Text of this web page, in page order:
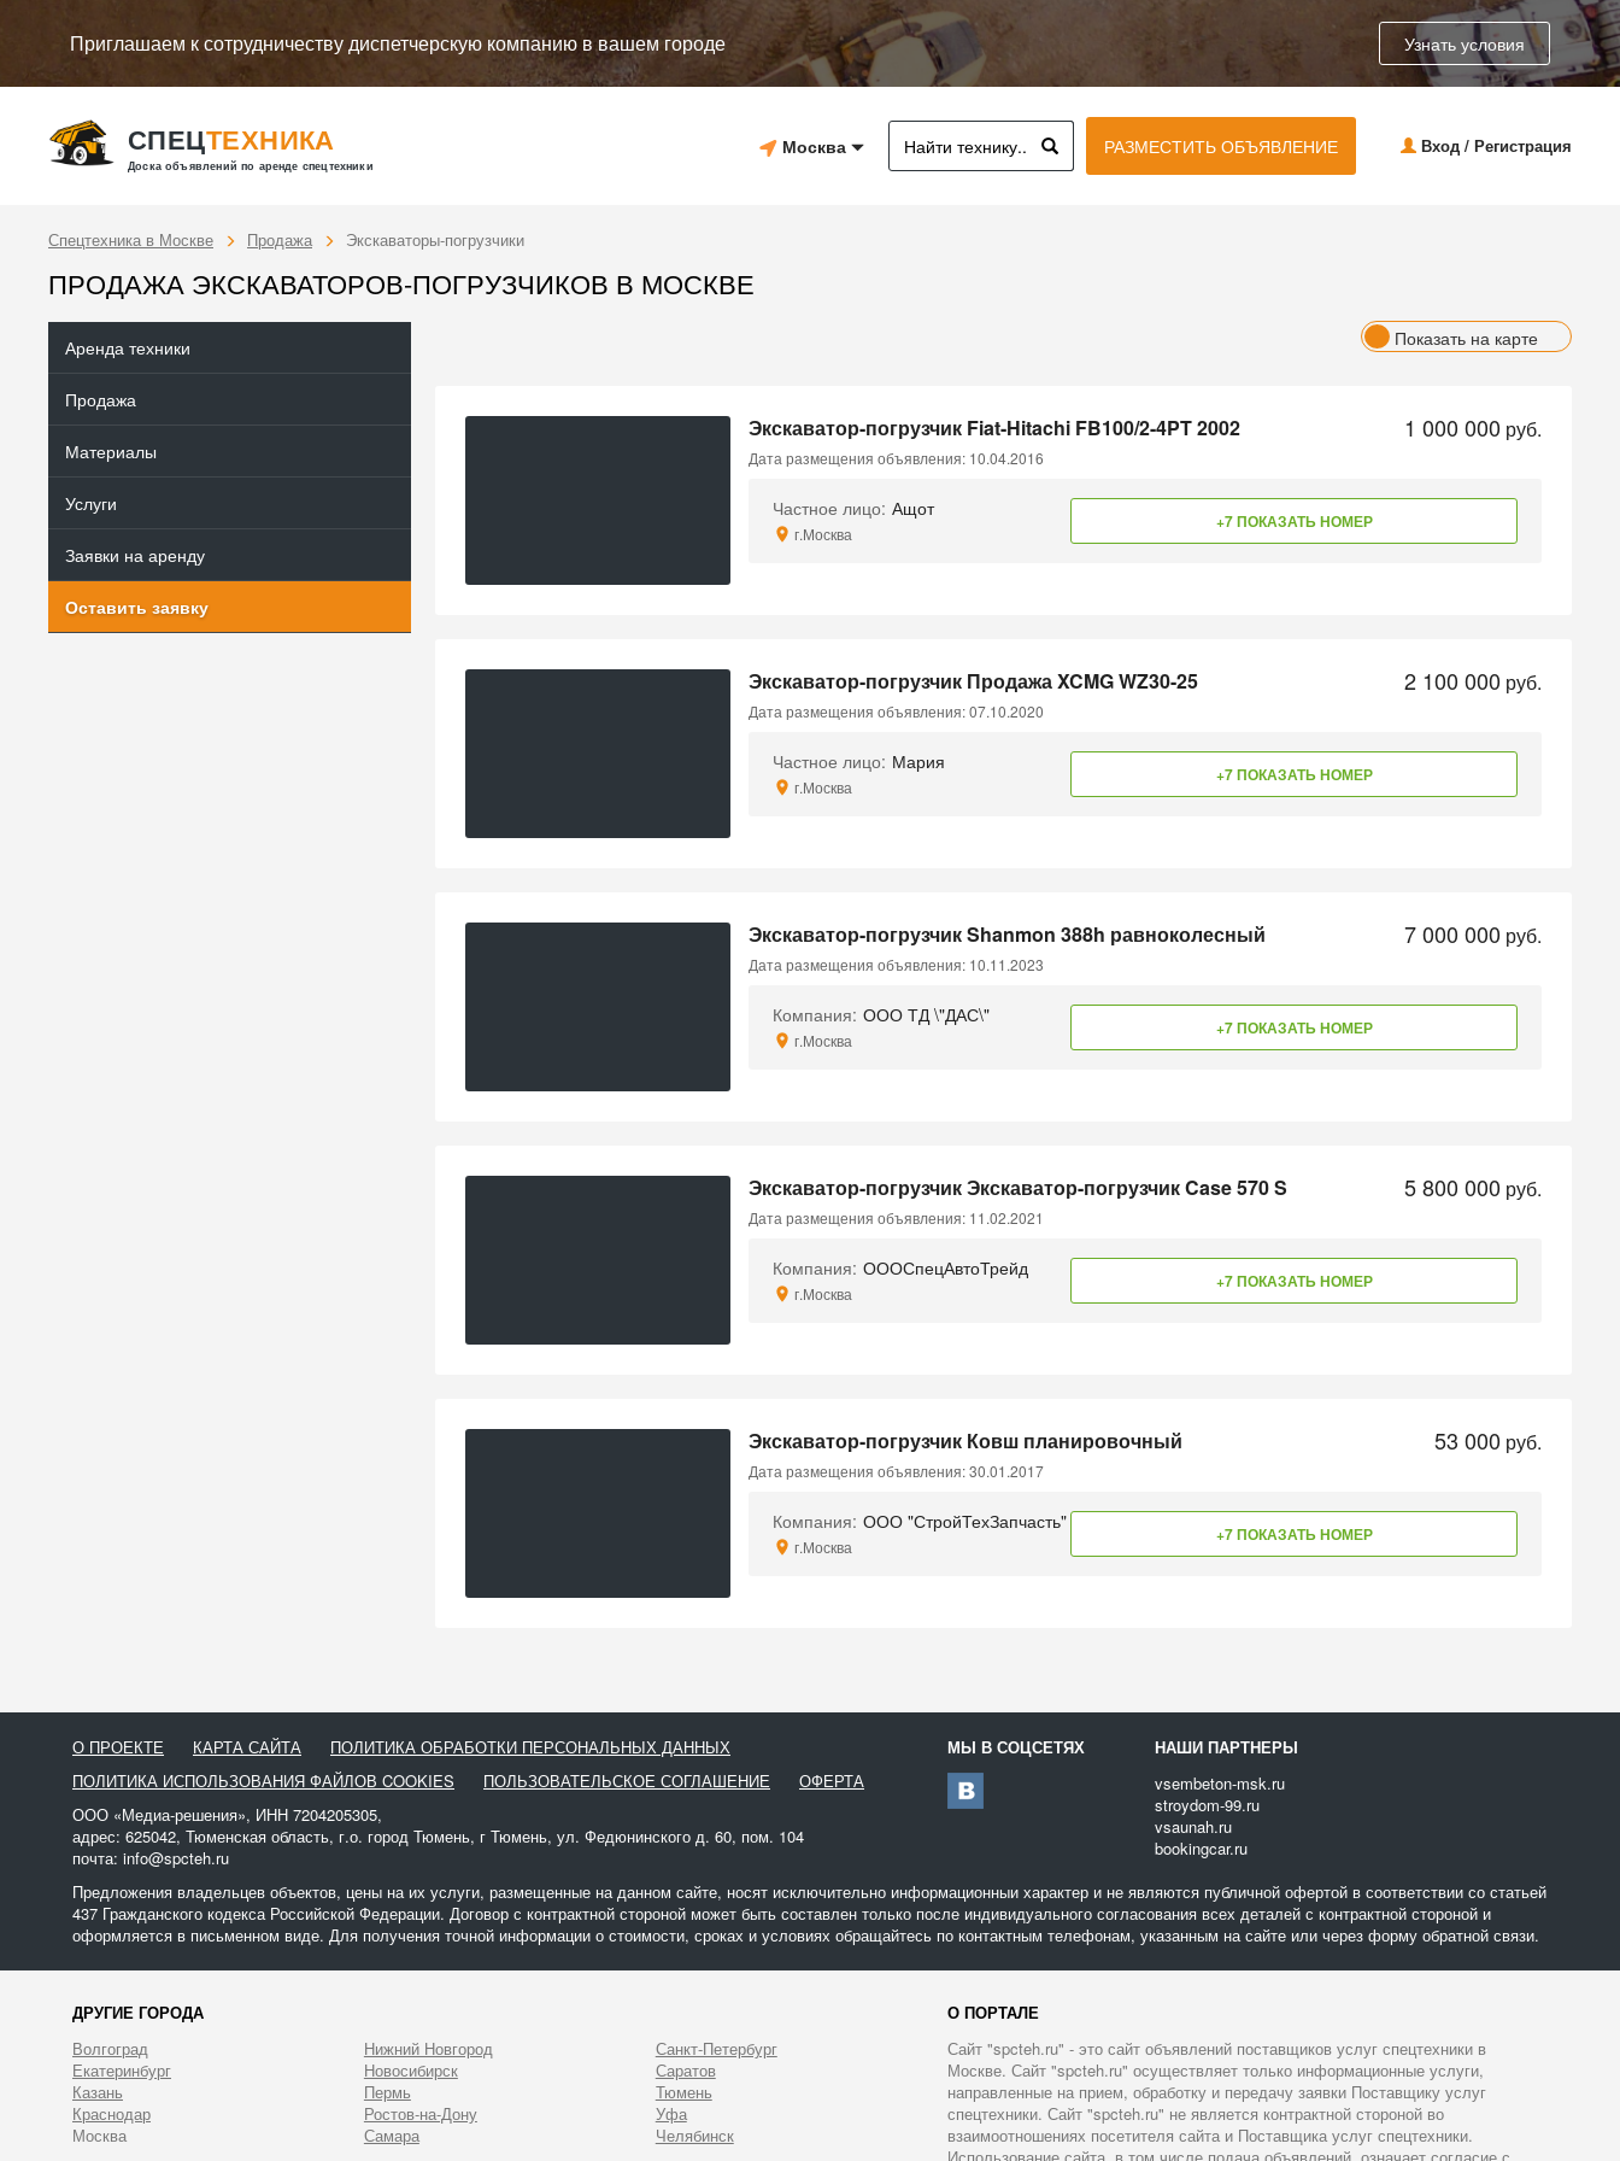
Приглашаем к сотрудничеству диспетчерскую компанию в вашем городе Узнать условия
СПЕЦТЕХНИКА
Доска объявлений по аренде спецтехники
Москва РАЗМЕСТИТЬ ОБЪЯВЛЕНИЕ Вход / Регистрация
Спецтехника в Москве Продажа Экскаваторы-погрузчики
ПРОДАЖА ЭКСКАВАТОРОВ-ПОГРУЗЧИКОВ В МОСКВЕ
Аренда техники
Продажа
Материалы
Услуги
Заявки на аренду
Оставить заявку
Показать на карте
Экскаватор-погрузчик Fiat-Hitachi FB100/2-4PT 2002 1 000 000 руб.
Дата размещения объявления: 10.04.2016
Частное лицо: Ащот
г.Москва
+7 ПОКАЗАТЬ НОМЕР
Экскаватор-погрузчик Продажа XCMG WZ30-25 2 100 000 руб.
Дата размещения объявления: 07.10.2020
Частное лицо: Мария
г.Москва
+7 ПОКАЗАТЬ НОМЕР
Экскаватор-погрузчик Shanmon 388h равноколесный 7 000 000 руб.
Дата размещения объявления: 10.11.2023
Компания: ООО ТД \"ДАС\"
г.Москва
+7 ПОКАЗАТЬ НОМЕР
Экскаватор-погрузчик Экскаватор-погрузчик Case 570 S 5 800 000 руб.
Дата размещения объявления: 11.02.2021
Компания: ОООСпецАвтоТрейд
г.Москва
+7 ПОКАЗАТЬ НОМЕР
Экскаватор-погрузчик Ковш планировочный 53 000 руб.
Дата размещения объявления: 30.01.2017
Компания: ООО "СтройТехЗапчасть"
г.Москва
+7 ПОКАЗАТЬ НОМЕР
О ПРОЕКТЕ КАРТА САЙТА
ПОЛИТИКА ОБРАБОТКИ ПЕРСОНАЛЬНЫХ ДАННЫХ
ПОЛИТИКА ИСПОЛЬЗОВАНИЯ ФАЙЛОВ COOKIES
ПОЛЬЗОВАТЕЛЬСКОЕ СОГЛАШЕНИЕ
ОФЕРТА
ООО «Медиа-решения», ИНН 7204205305,
адрес: 625042, Тюменская область, г.о. город Тюмень, г Тюмень, ул. Федюнинского д. 60, пом. 104
почта: info@spcteh.ru
МЫ В СОЦСЕТЯХ
НАШИ ПАРТНЕРЫ
vsembeton-msk.ru
stroydom-99.ru
vsaunah.ru
bookingcar.ru
Предложения владельцев объектов, цены на их услуги, размещенные на данном сайте, носят исключительно информационныи характер и не являются публичной офертой в соответствии со статьей
437 Гражданского кодекса Российской Федерации. Договор с контрактной стороной может быть составлен только после индивидуального согласования всех деталей с контрактной стороной и
оформляется в письменном виде. Для получения точной информации о стоимости, сроках и условиях обращайтесь по контактным телефонам, указанным на сайте или через форму обратной связи.
ДРУГИЕ ГОРОДА
Волгоград
Екатеринбург
Казань
Краснодар
Москва
Нижний Новгород
Новосибирск
Пермь
Ростов-на-Дону
Самара
Санкт-Петербург
Саратов
Тюмень
Уфа
Челябинск
О ПОРТАЛЕ
Сайт "spcteh.ru" - это сайт объявлений поставщиков услуг спецтехники в
Москве. Сайт "spcteh.ru" осуществляет только информационные услуги,
направленные на прием, обработку и передачу заявки Поставщику услуг
спецтехники. Сайт "spcteh.ru" не является контрактной стороной во
взаимоотношениях посетителя сайта и Поставщика услуг спецтехники.